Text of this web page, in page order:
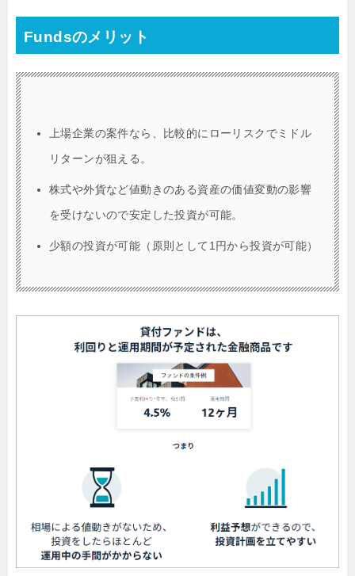
Fundsのメリット
上場企業の案件なら、比較的にローリスクでミドル
リターンが狙える。
株式や外貨など値動きのある資産の価値変動の影響
を受けないので安定した投資が可能。
少額の投資が可能（原則として1円から投資が可能）